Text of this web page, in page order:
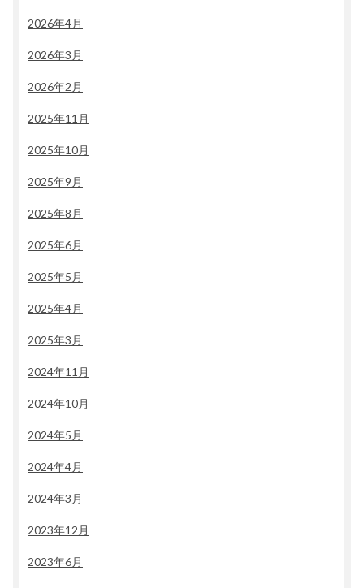
2026年4月
2026年3月
2026年2月
2025年11月
2025年10月
2025年9月
2025年8月
2025年6月
2025年5月
2025年4月
2025年3月
2024年11月
2024年10月
2024年5月
2024年4月
2024年3月
2023年12月
2023年6月